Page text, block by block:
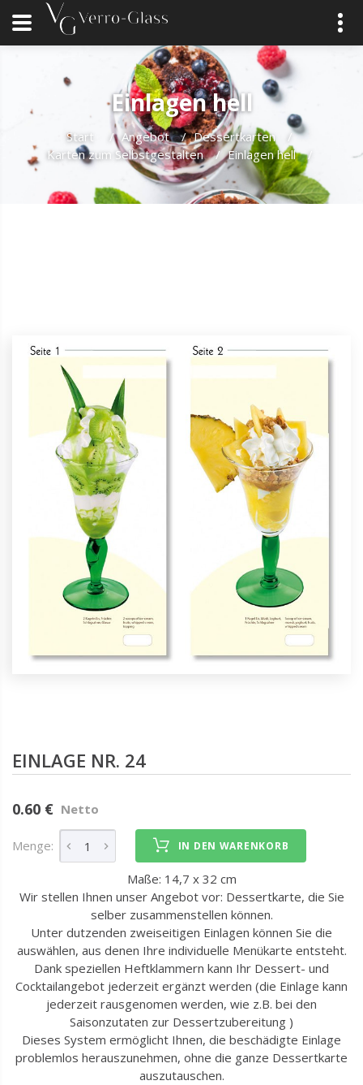
Einlagen hell
Start / Angebot / Dessertkarten
/
Karten zum Selbstgestalten
/ Einlagen hell /
EINLAGE NR. 24
0.60 € Netto
Menge: IN DEN WARENKORB
Maße: 14,7 x 32 cm
Wir stellen Ihnen unser Angebot vor: Dessertkarte, die Sie
selber zusammenstellen können.
Unter dutzenden zweiseitigen Einlagen können Sie die
auswählen, aus denen Ihre individuelle Menükarte entsteht.
Dank speziellen Heftklammern kann Ihr Dessert- und
Cocktailangebot jederzeit ergänzt werden (die Einlage kann
jederzeit rausgenomen werden, wie z.B. bei den
Saisonzutaten zur Dessertzubereitung )
Dieses System ermöglicht Ihnen, die beschädigte Einlage
problemlos herauszunehmen, ohne die ganze Dessertkarte
auszutauschen.